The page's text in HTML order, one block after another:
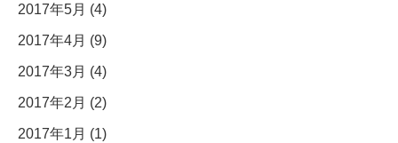
2017年5月 (4)
2017年4月 (9)
2017年3月 (4)
2017年2月 (2)
2017年1月 (1)